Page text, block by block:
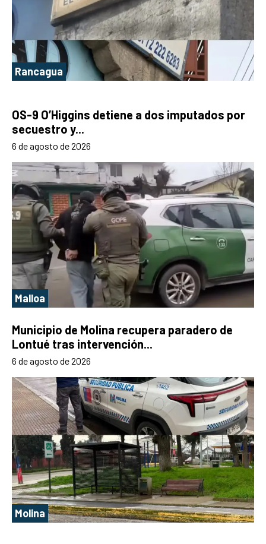
Rancagua
OS-9 O’Higgins detiene a dos imputados por
secuestro y...
6 de agosto de 2026
Malloa
Municipio de Molina recupera paradero de
Lontué tras intervención...
6 de agosto de 2026
Molina